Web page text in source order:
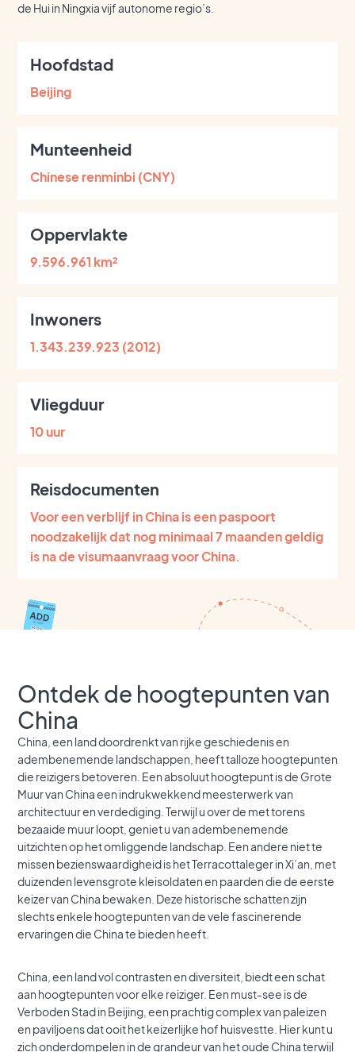
de Hui in Ningxia vijf autonome regio’s.
Hoofdstad
Beijing
Munteenheid
Chinese renminbi (CNY)
Oppervlakte
9.596.961 km²
Inwoners
1.343.239.923 (2012)
Vliegduur
10 uur
Reisdocumenten
Voor een verblijf in China is een paspoort
noodzakelijk dat nog minimaal 7 maanden geldig
is na de visumaanvraag voor China.
Ontdek de hoogtepunten van
China
China, een land doordrenkt van rijke geschiedenis en
adembenemende landschappen, heeft talloze hoogtepunten
die reizigers betoveren. Een absoluut hoogtepunt is de Grote
Muur van China een indrukwekkend meesterwerk van
architectuur en verdediging. Terwijl u over de met torens
bezaaide muur loopt, geniet u van adembenemende
uitzichten op het omliggende landschap. Een andere niet te
missen bezienswaardigheid is het Terracottaleger in Xi’an, met
duizenden levensgrote kleisoldaten en paarden die de eerste
keizer van China bewaken. Deze historische schatten zijn
slechts enkele hoogtepunten van de vele fascinerende
ervaringen die China te bieden heeft.
China, een land vol contrasten en diversiteit, biedt een schat
aan hoogtepunten voor elke reiziger. Een must-see is de
Verboden Stad in Beijing, een prachtig complex van paleizen
en paviljoens dat ooit het keizerlijke hof huisvestte. Hier kunt u
zich onderdompelen in de grandeur van het oude China terwijl